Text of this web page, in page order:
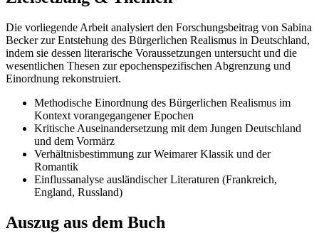
Die vorliegende Arbeit analysiert den Forschungsbeitrag von Sabina
Becker zur Entstehung des Bürgerlichen Realismus in Deutschland,
indem sie dessen literarische Voraussetzungen untersucht und die
wesentlichen Thesen zur epochenspezifischen Abgrenzung und
Einordnung rekonstruiert.
Methodische Einordnung des Bürgerlichen Realismus im
Kontext vorangegangener Epochen
Kritische Auseinandersetzung mit dem Jungen Deutschland
und dem Vormärz
Verhältnisbestimmung zur Weimarer Klassik und der
Romantik
Einflussanalyse ausländischer Literaturen (Frankreich,
England, Russland)
Auszug aus dem Buch